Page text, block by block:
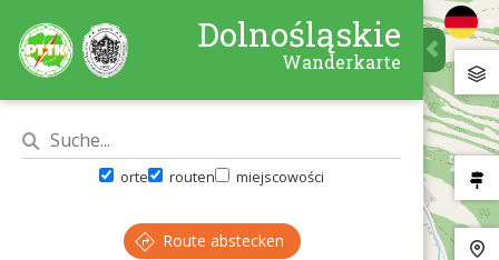
Dolnośląskie
Wanderkarte
orte routen miejscowości
Route abstecken